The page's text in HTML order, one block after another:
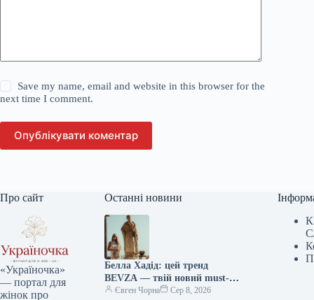
Save my name, email and website in this browser for the
next time I comment.
Опублікувати коментар
Про сайт
«Україночка»
— портал для
жінок про
Останні новини
Белла Хадід: цей тренд
BEVZA — твій новий must-
have сезону!
Євген Чорна
Сер 8, 2026